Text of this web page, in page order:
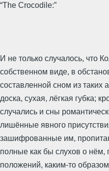
“The Crocodile:”
И не только случалось, что
собственном виде, в
составленной сном из таких
доска, сухая, лёгкая губка;
случались и сны
лишённые явного
зашифрованные им,
полные как бы слухов о нём,
положений, каким-то